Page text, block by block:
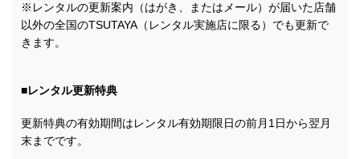
※レンタルの更新案内（はがき、またはメール）が届いた店舗
以外の全国のTSUTAYA（レンタル実施店に限る）でも更新で
きます。
■レンタル更新特典
更新特典の有効期間はレンタル有効期限日の前月1日から翌月
末までです。